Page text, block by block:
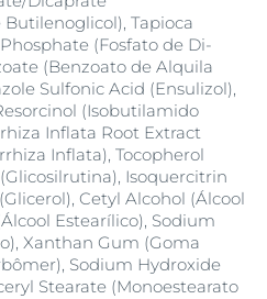
Tapioca
(Fosfato de Di-
(Benzoato de Alquila
Sulfonic Acid (Ensulizol),
(Isobutilamido
Inflata Root Extract
Inflata), Tocopherol
Isoquercitrin
Cetyl Alcohol (Álcool
Estearílico), Sodium
Xanthan Gum (Goma
Sodium Hydroxide
Stearate (Monoestearato